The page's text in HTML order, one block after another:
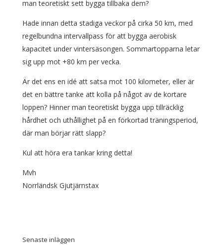
man teoretiskt sett bygga tillbaka dem?
Hade innan detta stadiga veckor på cirka 50 km, med
regelbundna intervallpass för att bygga aerobisk
kapacitet under vintersäsongen. Sommartopparna letar
sig upp mot +80 km per vecka.
Är det ens en idé att satsa mot 100 kilometer, eller är
det en bättre tanke att kolla på något av de kortare
loppen? Hinner man teoretiskt bygga upp tillräcklig
hårdhet och uthållighet på en förkortad träningsperiod,
där man börjar rätt slapp?
Kul att höra era tankar kring detta!
Mvh
Norrländsk Gjutjärnstax
Senaste inläggen